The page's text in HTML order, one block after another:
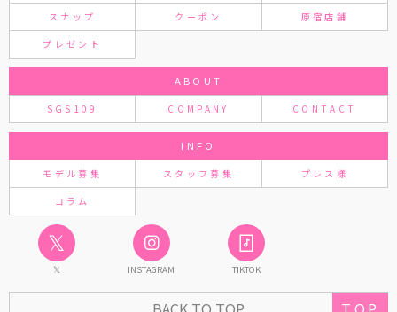
スナップ クーポン 原宿店舗
プレゼント
ABOUT
SGS109 COMPANY CONTACT
INFO
モデル募集 スタッフ募集 プレス様
コラム
𝕏
𝕏 INSTAGRAM TIKTOK